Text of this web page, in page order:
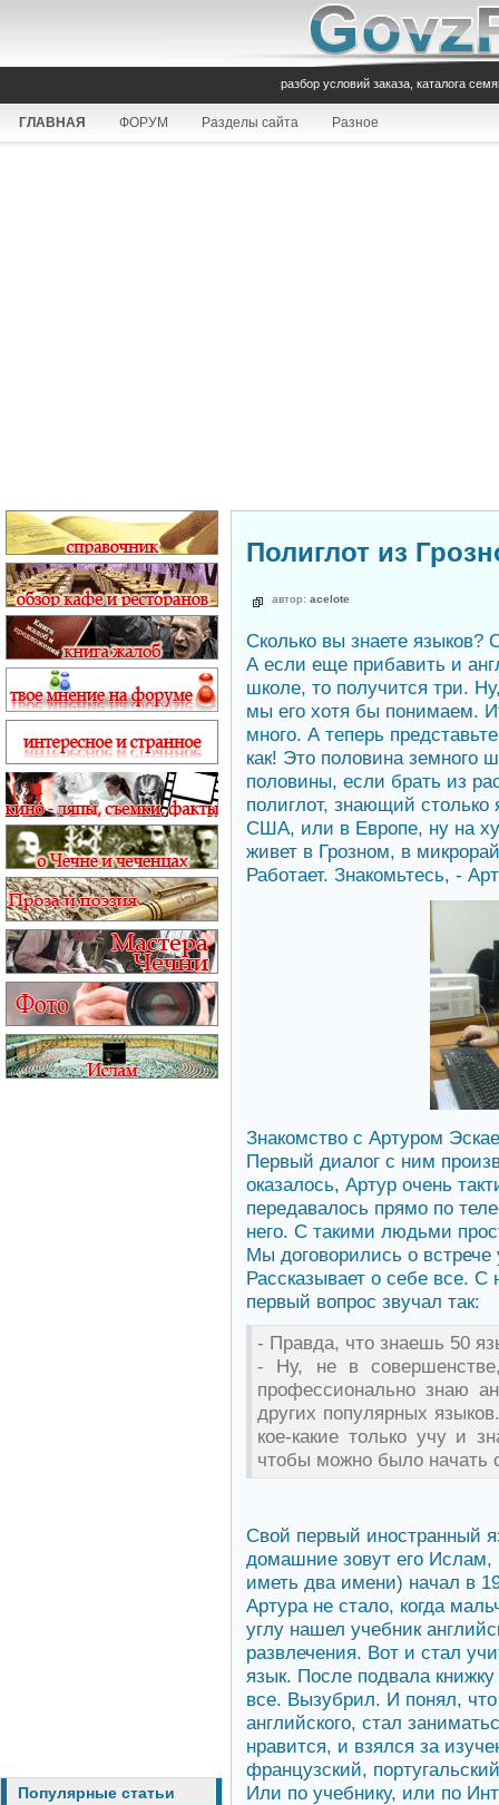
разбор условий заказа, каталога
ГЛАВНАЯ ФОРУМ Разделы сайта Разное
Популярные статьи
Полиглот из
автор: acelote
Сколько вы знаете языков?
А если еще прибавить и
школе, то получится три.
мы его хотя бы понимаем.
много. А теперь
как! Это половина земного
половины, если брать из
полиглот, знающий столько
США, или в Европе, ну на
живет в Грозном, в
Работает. Знакомьтесь, -
Знакомство с Артуром
Первый диалог с ним
оказалось, Артур очень
передавалось прямо по
него. С такими людьми
Мы договорились о встрече
Рассказывает о себе все.
первый вопрос звучал так:
- Правда, что знаешь 50
- Ну, не в
профессионально знаю
других популярных
кое-какие только учу и
чтобы можно было начать
Свой первый иностранный
домашние зовут его Ислам,
иметь два имени) начал в
Артура не стало, когда
углу нашел учебник
развлечения. Вот и стал
язык. После подвала
все. Вызубрил. И понял,
английского, стал
нравится, и взялся за
французский,
Или по учебнику, или по